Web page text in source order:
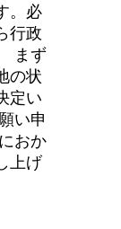
。必
行政
まず
の状
定い
い申
おか
上げ